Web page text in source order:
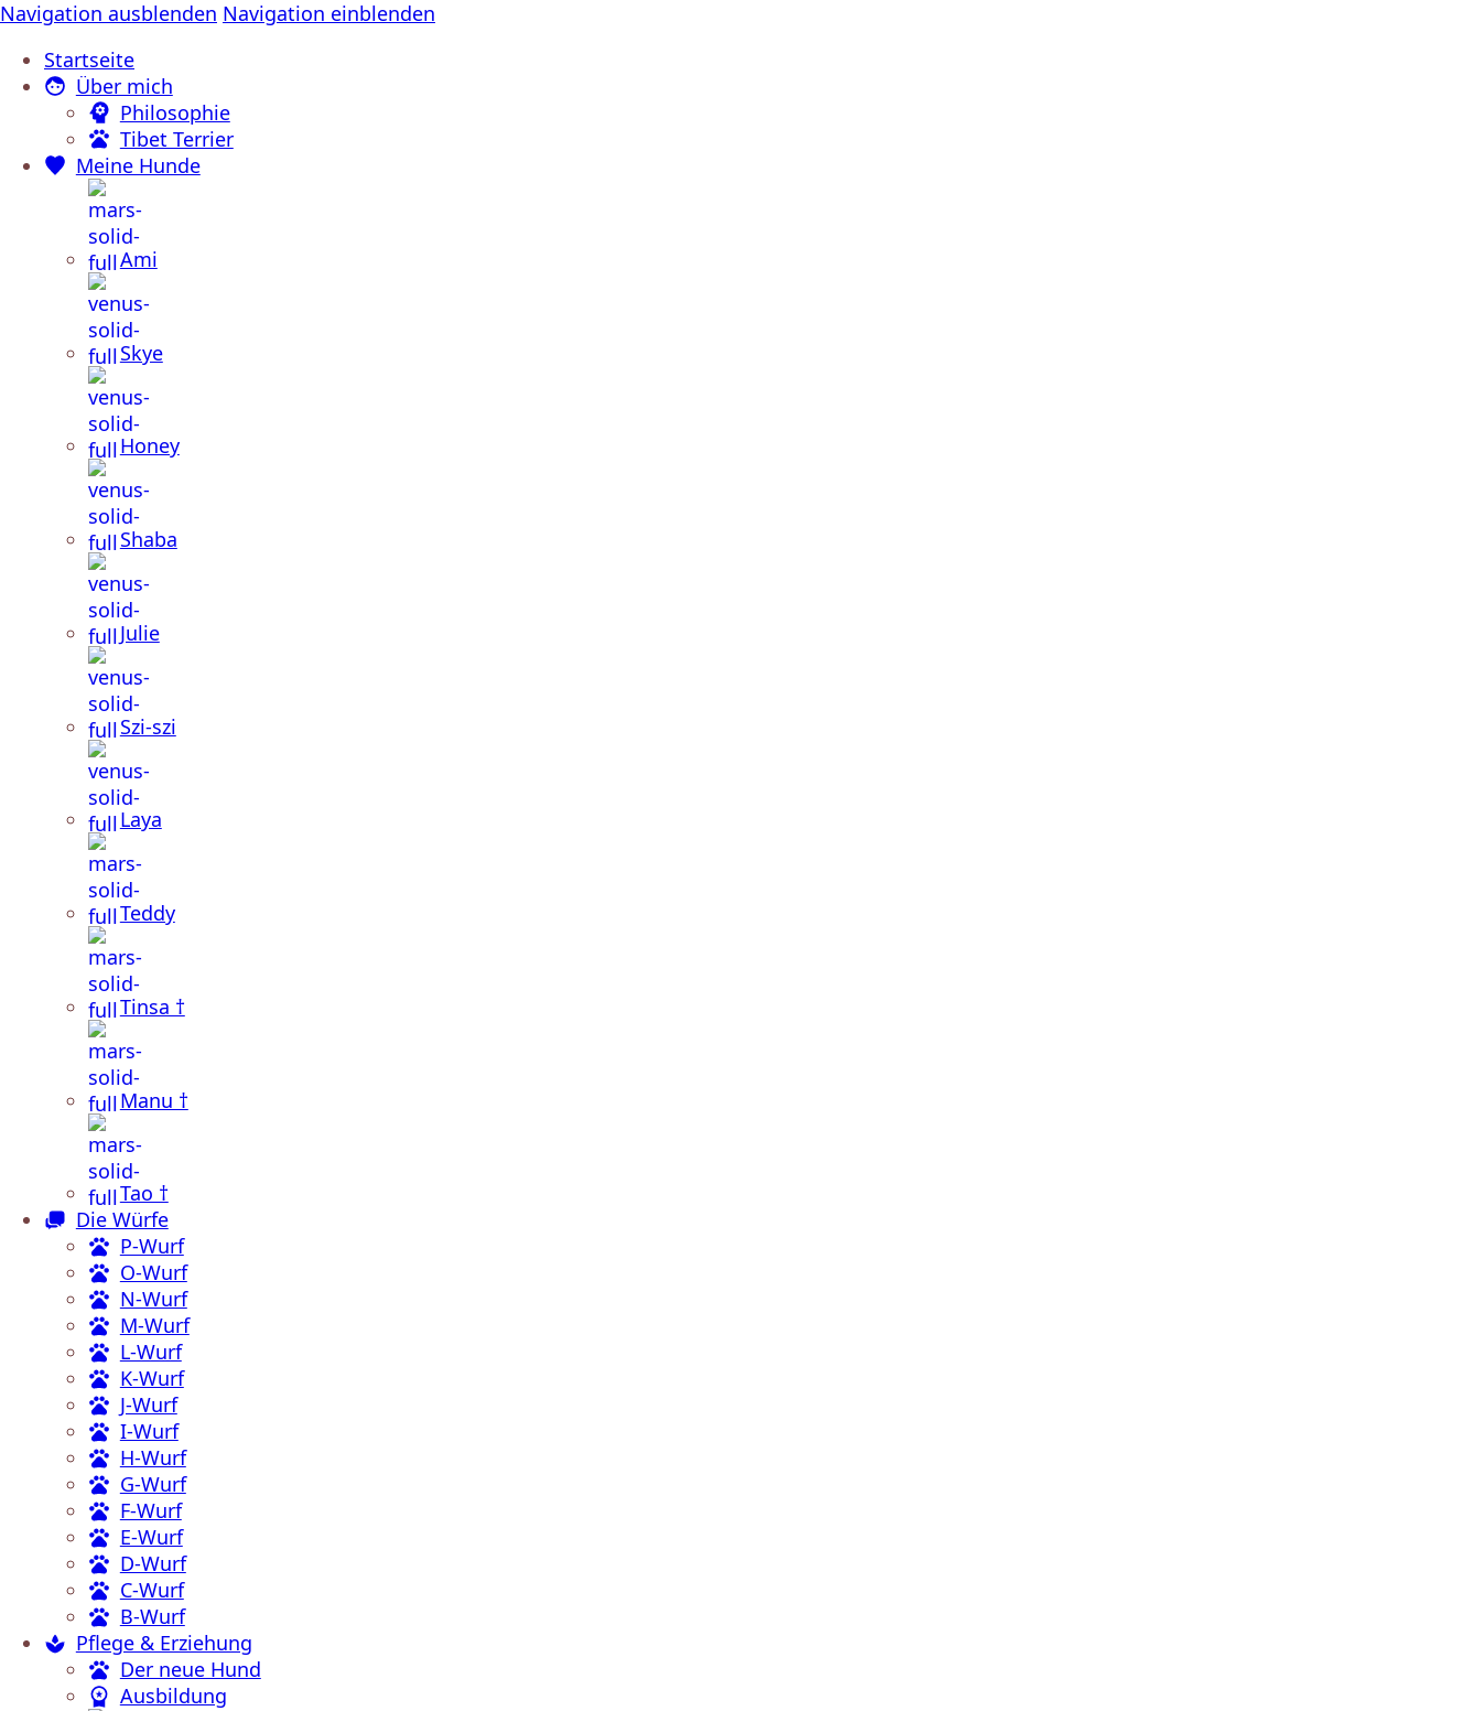
Navigation ausblenden Navigation einblenden
Startseite
Über mich
Philosophie
Tibet Terrier
Meine Hunde
Ami
Skye
Honey
Shaba
Julie
Szi-szi
Laya
Teddy
Tinsa †
Manu †
Tao †
Die Würfe
P-Wurf
O-Wurf
N-Wurf
M-Wurf
L-Wurf
K-Wurf
J-Wurf
I-Wurf
H-Wurf
G-Wurf
F-Wurf
E-Wurf
D-Wurf
C-Wurf
B-Wurf
Pflege & Erziehung
Der neue Hund
Ausbildung